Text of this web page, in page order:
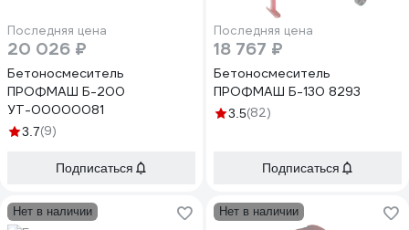
Последняя цена
20 026 ₽
Бетоносмеситель
ПРОФМАШ Б-200
УТ-00000081
3.7(9)
Подписаться
Последняя цена
18 767 ₽
Бетоносмеситель
ПРОФМАШ Б-130 8293
3.5(82)
Подписаться
Нет в наличии Нет в наличии